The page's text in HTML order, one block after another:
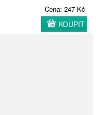
Cena: 247 Kč
KOUPIT